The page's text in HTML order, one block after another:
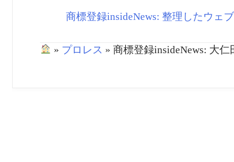
商標登録insideNews: 整理したウェ
» プロレス »商標登録insideNews: 大